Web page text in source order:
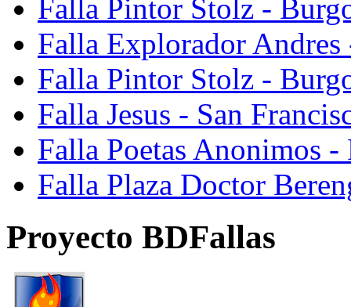
Falla Pintor Stolz -
Falla Explorador Andres
Falla Pintor Stolz -
Falla Jesus - San
Falla Poetas Anonimos
Falla Plaza Doctor
Proyecto BDFallas